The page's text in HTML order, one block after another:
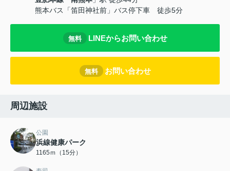
熊本バス「笛田神社前」バス停下車 徒歩5分
無料 LINEからお問い合わせ
無料 お問い合わせ
周辺施設
公園
浜線健康パーク
1165ｍ（15分）